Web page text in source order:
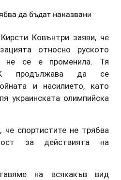
да бъдат наказвани
Ковънтри заяви, че
относно руското
не се е променила. Тя
продължава да се
и насилието, като
украинската олимпийска
че спортистите не трябва
за действията на
на всякакъв вид